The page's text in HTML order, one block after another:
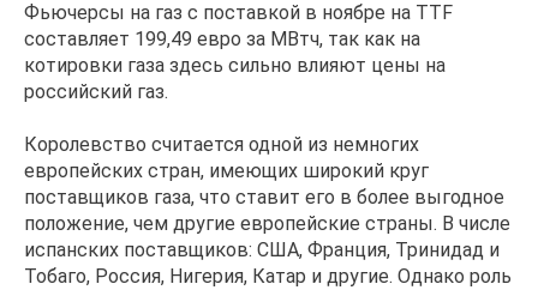
Фьючерсы на газ с поставкой в ноябре на TTF
составляет 199,49 евро за МВтч, так как на
котировки газа здесь сильно влияют цены на
российский газ.
Королевство считается одной из немногих
европейских стран, имеющих широкий круг
поставщиков газа, что ставит его в более выгодное
положение, чем другие европейские страны. В числе
испанских поставщиков: США, Франция, Тринидад и
Тобаго, Россия, Нигерия, Катар и другие. Однако роль